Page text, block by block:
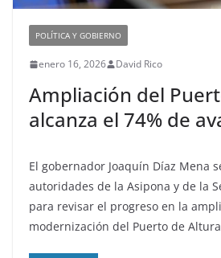
POLÍTICA Y GOBIERNO
enero 16, 2026 David Rico
Ampliación del
alcanza el 74% de
El gobernador Joaquín Díaz Mena
autoridades de la Asipona y de la
para revisar el progreso en la
modernización del Puerto de